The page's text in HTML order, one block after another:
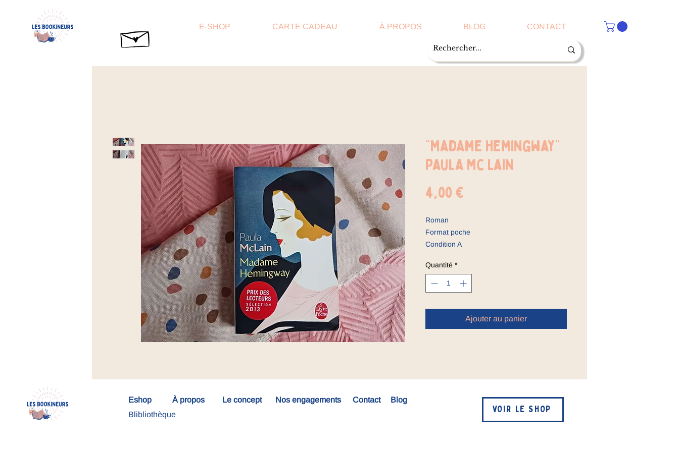
E-SHOP CARTE CADEAU À PROPOS BLOG CONTACT
"Madame Hemingway"
Paula Mc Lain
4,00 €
Roman
Format poche
Condition A
Quantité *
Ajouter au panier
Eshop À propos Le concept
Nos engagements
Blibliothèque
Contact Blog
VOIR LE SHOP